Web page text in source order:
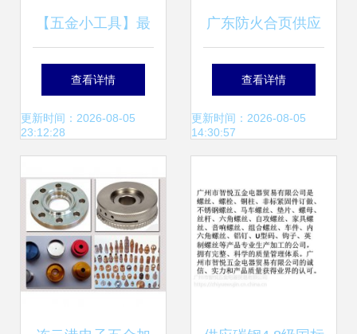
【五金小工具】最
新最全五金小工具
产品参考信息
查看详情
更新时间：2026-08-05
23:12:28
广东防火合页供应
领军者 高要市金利
镇顺合五金制品厂
查看详情
更新时间：2026-08-05
14:30:57